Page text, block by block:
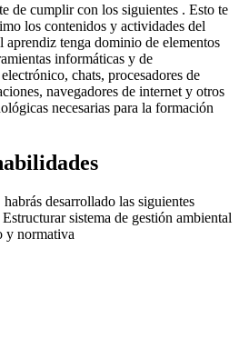
de cumplir con los siguientes . Esto te
los contenidos y actividades del
aprendiz tenga dominio de elementos
informáticas y de
chats, procesadores de
navegadores de internet y otros
necesarias para la formación
desarrollado las siguientes
sistema de gestión ambiental
y normativa